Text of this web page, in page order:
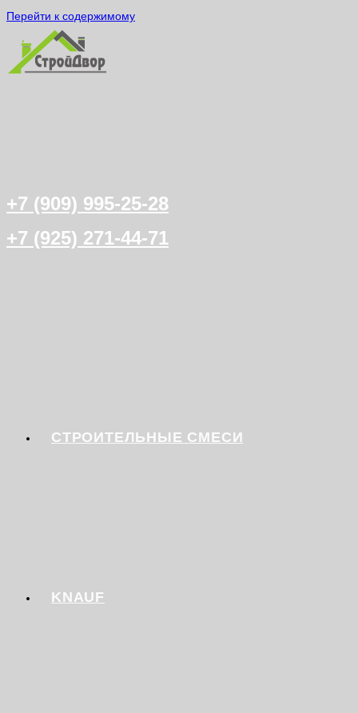
Перейти к содержимому
+7 (909) 995-25-28
+7 (925) 271-44-71
СТРОИТЕЛЬНЫЕ СМЕСИ
KNAUF